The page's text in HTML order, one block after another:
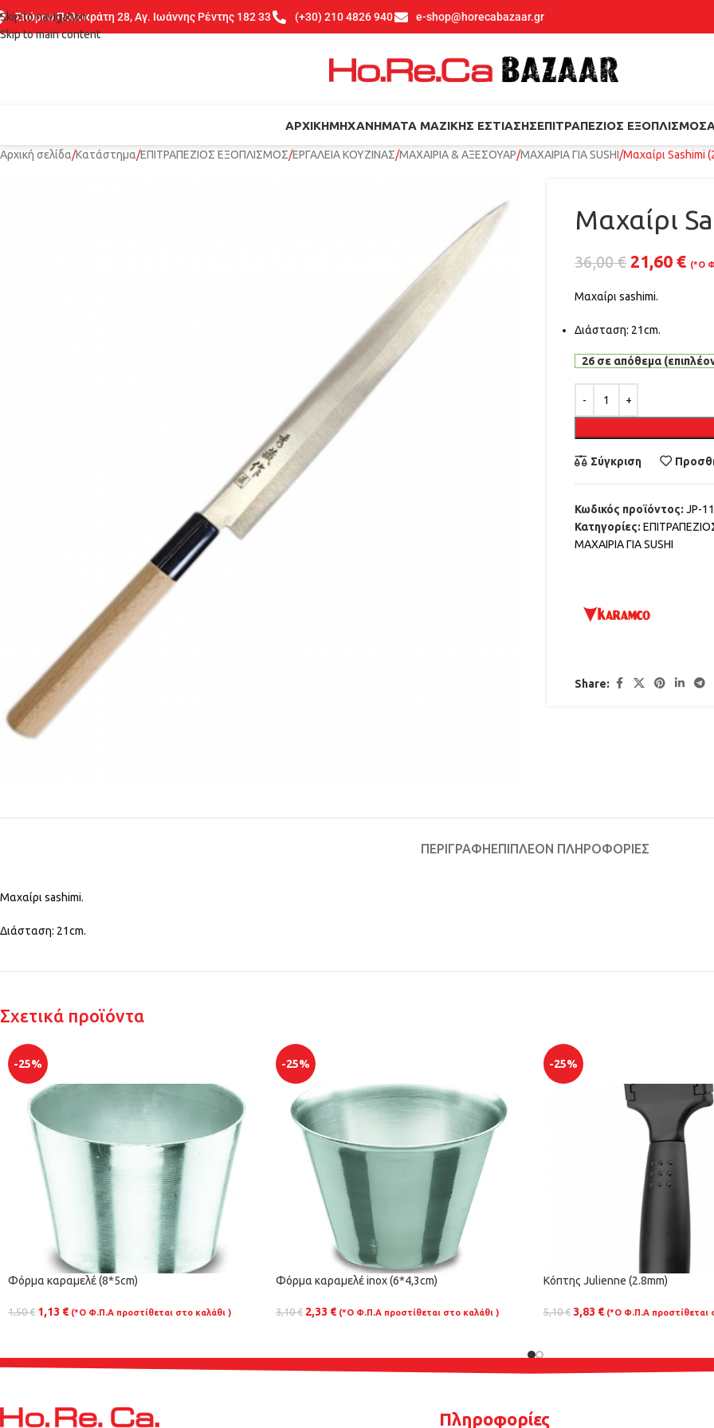
Skip to navigation
Skip to main content
Σπύρου Πολυκράτη 28, Αγ. Ιωάννης Ρέντης 182 33 (+30) 210 4826 940 e-shop@horecabazaar.gr
ΑΡΧΙΚΉΜΗΧΑΝΉΜΑΤΑ ΜΑΖΙΚΉΣ ΕΣΤΊΑΣΗΣΕΠΙΤΡΑΠΈΖΙΟΣ ΕΞΟΠΛΙΣΜΌΣ
Αρχική σελίδα Κατάστημα ΕΠΙΤΡΑΠΕΖΙΟΣ ΕΞΟΠΛΙΣΜΟΣ ΕΡΓΑΛΕΙΑ ΚΟΥΖΙΝΑΣ ΜΑΧΑΙΡΙΑ & ΑΞΕΣΟΥΑΡ ΜΑΧΑΙΡΙΑ ΓΙΑ SUSHI Μαχαίρι Sashimi
Μαχαίρι
36,00€ 21,60€ (*Ο
Μαχαίρι sashimi.
Διάσταση: 21cm.
26 σε απόθεμα
Σύγκριση
Κωδικός προϊόντος:JP-
Κατηγορίες:
ΜΑΧΑΙΡΙΑ ΓΙΑ SUSHI
Share:
ΠΕΡΙΓΡΑΦΉ ΕΠΙΠΛΈΟΝ ΠΛΗΡΟΦΟΡΊΕΣ
Μαχαίρι sashimi.
Διάσταση: 21cm.
Σχετικά προϊόντα
-25%
Φόρμα καραμελέ (8*5cm)
1,50€ 1,13 € (*Ο Φ.Π.Α προστίθεται στο καλάθι )
-25%
Φόρμα καραμελέ inox (6*4,3cm)
3,10€ 2,33 € (*Ο Φ.Π.Α προστίθεται στο καλάθι )
-25%
Κόπτης Julienne (2.8mm)
5,10€ 3,83 € (*Ο Φ.Π.Α προστίθεται
Πληροφορίες